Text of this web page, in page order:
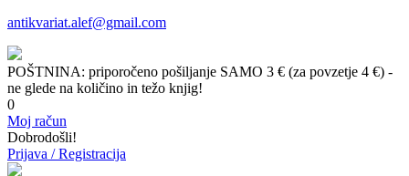
antikvariat.alef@gmail.com
POŠTNINA: priporočeno pošiljanje SAMO 3 € (za povzetje 4 €) -
ne glede na količino in težo knjig!
0
Moj račun
Dobrodošli!
Prijava / Registracija